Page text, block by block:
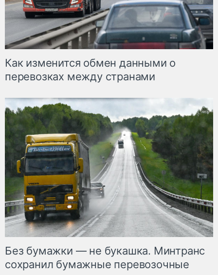
Как изменится обмен данными о
перевозках между странами
Без бумажки — не букашка. Минтранс
сохранил бумажные перевозочные